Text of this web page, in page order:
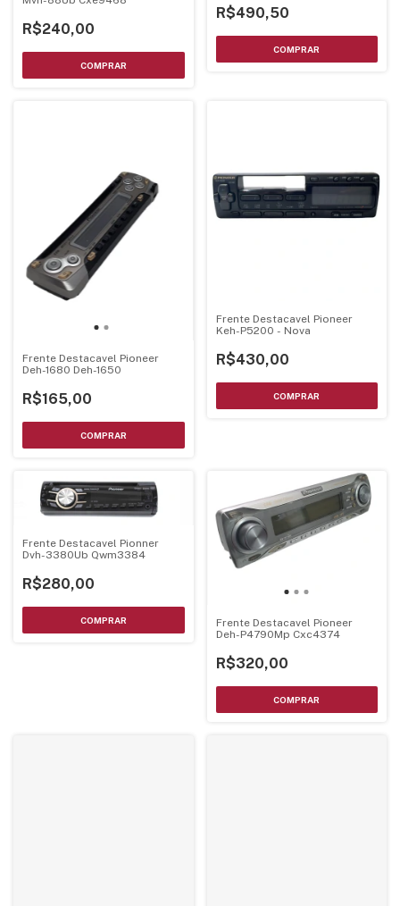
R$240,00
R$490,50
Frente Destacavel Pioneer
Deh-1680 Deh-1650
R$165,00
Frente Destacavel Pioneer
Keh-P5200 - Nova
R$430,00
Frente Destacavel Pionner
Dvh-3380Ub Qwm3384
R$280,00
Frente Destacavel Pioneer
Deh-P4790Mp Cxc4374
R$320,00